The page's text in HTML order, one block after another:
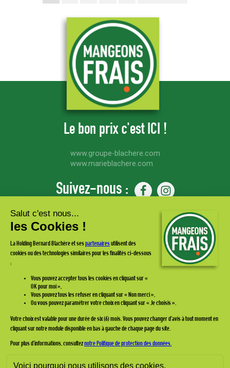
Le bon prix c'est ICI !
www.groupe-blachere.com
www.marieblachere.com
Suivez-nous :
Abonnez-vous à notre
newsletter
et recevez toutes les actualités & promos Mangeons Frais !
ESPACE PRO
FAQ
CONTACTEZ-NOUS